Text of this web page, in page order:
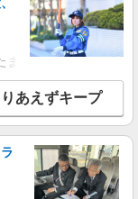
細を見る
員】
含む ※給与は経験や
。 賞与年2回
布 （東京都大田区田
ま市岩槻区・久喜市・
りあえずキープ